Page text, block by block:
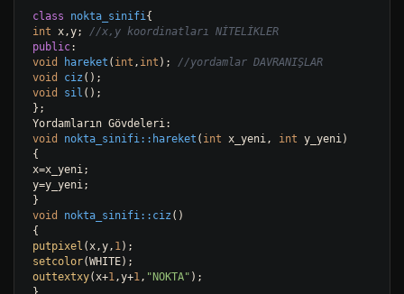
class nokta_sinifi
int x,y; //x,y koordinatları NİTELİKLER
public
void
hareket ( int , int ) ; //yordamlar DAVRANIŞLAR
void
ciz ()
void
sil () ;
};
void
nokta_sinifi::hareket ( int x_yeni, int y_yeni)
{
x=x_yeni;
y=y_yeni;
void
nokta_sinifi::ciz ()
putpixel (x,y, 1
setcolor
outtextxy(x+1,y+1, "NOKTA" );